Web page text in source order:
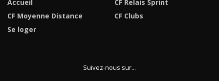
Accueil
CF Relais Sprint
CF Moyenne Distance
CF Clubs
Se loger
Suivez-nous sur...